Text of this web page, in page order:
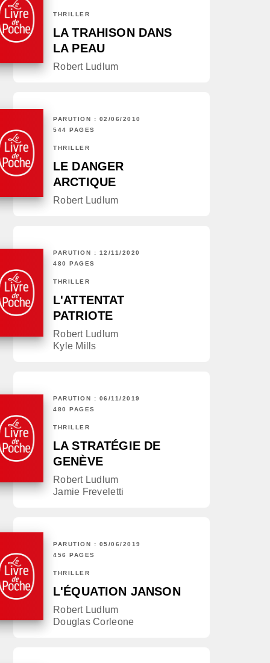
THRILLER
LA TRAHISON DANS
LA PEAU
Robert Ludlum
PARUTION : 02/06/2010
544 PAGES
THRILLER
LE DANGER
ARCTIQUE
Robert Ludlum
PARUTION : 12/11/2020
480 PAGES
THRILLER
L'ATTENTAT
PATRIOTE
Robert Ludlum
Kyle Mills
PARUTION : 06/11/2019
480 PAGES
THRILLER
LA STRATÉGIE DE
GENÈVE
Robert Ludlum
Jamie Freveletti
PARUTION : 05/06/2019
456 PAGES
THRILLER
L'ÉQUATION JANSON
Robert Ludlum
Douglas Corleone